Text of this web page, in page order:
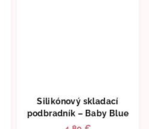
Silikónový skladací
podbradník – Baby Blue